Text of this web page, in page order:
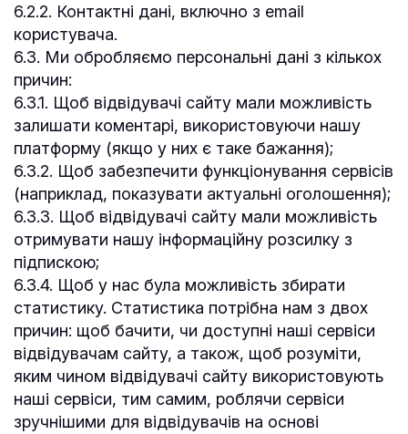
6.2.2. Контактні дані, включно з email
користувача.
6.3. Ми обробляємо персональні дані з кількох
причин:
6.3.1. Щоб відвідувачі сайту мали можливість
залишати коментарі, використовуючи нашу
платформу (якщо у них є таке бажання);
6.3.2. Щоб забезпечити функціонування сервісів
(наприклад, показувати актуальні оголошення);
6.3.3. Щоб відвідувачі сайту мали можливість
отримувати нашу інформаційну розсилку з
підпискою;
6.3.4. Щоб у нас була можливість збирати
статистику. Статистика потрібна нам з двох
причин: щоб бачити, чи доступні наші сервіси
відвідувачам сайту, а також, щоб розуміти,
яким чином відвідувачі сайту використовують
наші сервіси, тим самим, роблячи сервіси
зручнішими для відвідувачів на основі